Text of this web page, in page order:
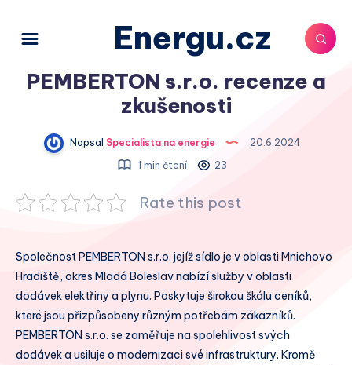
Energu.cz
PEMBERTON s.r.o. recenze a
zkušenosti
Napsal Specialista na energie
20.6.2024
1 min čtení
23
Rate this post
Společnost PEMBERTON s.r.o. jejíž sídlo je v oblasti Mnichovo
Hradiště, okres Mladá Boleslav nabízí služby v oblasti
dodávek elektřiny a plynu. Poskytuje širokou škálu ceníků,
které jsou přizpůsobeny různým potřebám zákazníků.
PEMBERTON s.r.o. se zaměřuje na spolehlivost svých
dodávek a usiluje o modernizaci své infrastruktury. Kromě